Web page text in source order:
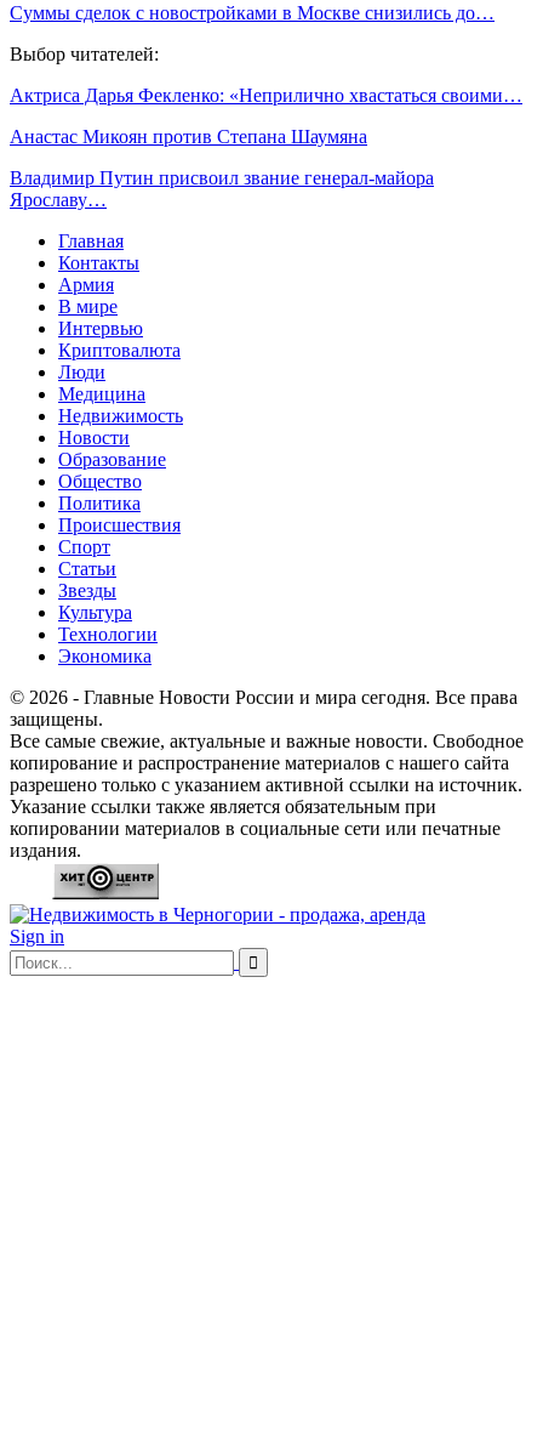
Суммы сделок с новостройками в Москве снизились до…
Выбор читателей:
Актриса Дарья Фекленко: «Неприлично хвастаться своими…
Анастас Микоян против Степана Шаумяна
Владимир Путин присвоил звание генерал-майора
Ярославу…
Главная
Контакты
Армия
В мире
Интервью
Криптовалюта
Люди
Медицина
Недвижимость
Новости
Образование
Общество
Политика
Происшествия
Спорт
Статьи
Звезды
Культура
Технологии
Экономика
© 2026 - Главные Новости России и мира сегодня. Все права
защищены.
Все самые свежие, актуальные и важные новости. Свободное
копирование и распространение материалов с нашего сайта
разрешено только с указанием активной ссылки на источник.
Указание ссылки также является обязательным при
копировании материалов в социальные сети или печатные
издания.
Sign in